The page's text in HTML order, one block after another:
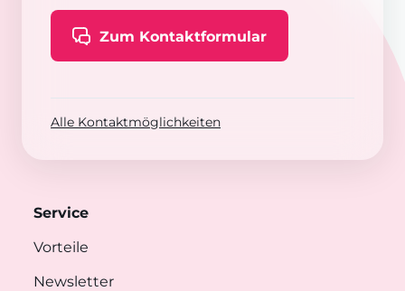
Zum Kontaktformular
Alle Kontaktmöglichkeiten
Service
Vorteile
Newsletter